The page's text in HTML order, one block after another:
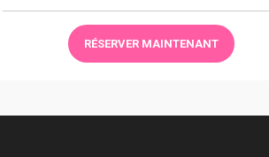
RÉSERVER MAINTENANT